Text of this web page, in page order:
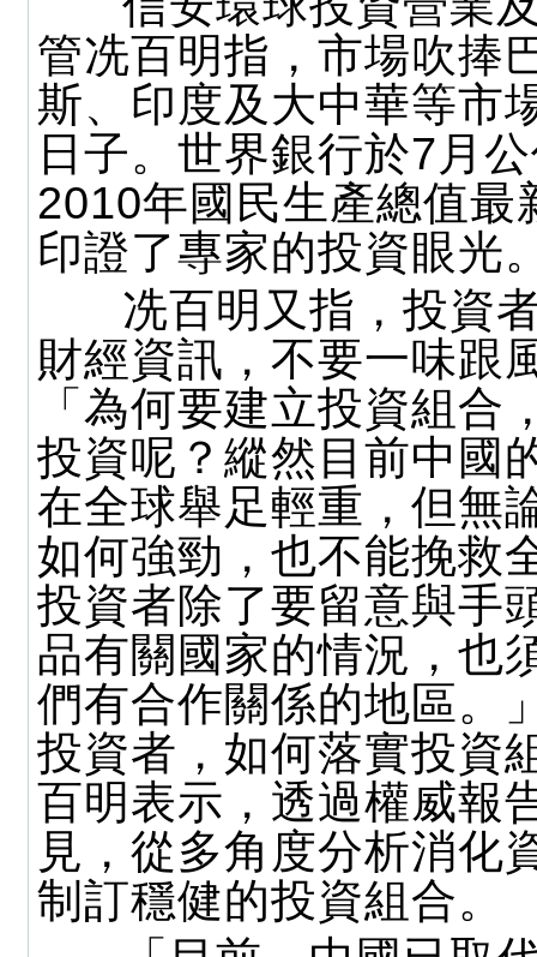
管冼百明指，市場吹捧
斯、印度及大中華等市
日子。世界銀行於7月
2010年國民生產總值最
印證了專家的投資眼光
冼百明又指，投資
財經資訊，不要一味跟
「為何要建立投資組合
投資呢？縱然目前中國
在全球舉足輕重，但無
如何強勁，也不能挽救
投資者除了要留意與手
品有關國家的情況，也
們有合作關係的地區。
投資者，如何落實投資
百明表示，透過權威報
見，從多角度分析消化
制訂穩健的投資組合。